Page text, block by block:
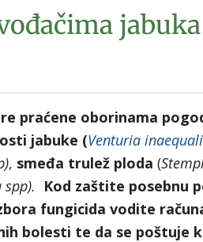
jabuka
praćene oborinama
jabuke (Venturia
, smeđa trulež ploda (
Kod zaštite posebnu
fungicida vodite
bolesti te da se poštuje